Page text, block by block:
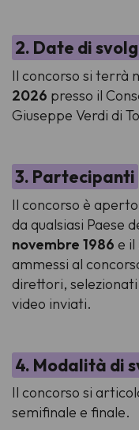
2. Date di
Il concorso si terrà
2026 presso il
Giuseppe Verdi di
3. Partecipanti
Il concorso è
da qualsiasi Paese
novembre 1986 e il
ammessi al
direttori,
video inviati.
4. Modalità di
Il concorso si
semifinale e finale.